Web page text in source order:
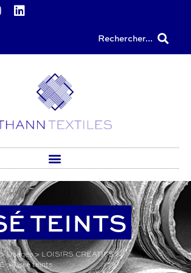
Rechercher...
TEINTS
Usages> LOISIRS CREATIFS &
>Tissé teints